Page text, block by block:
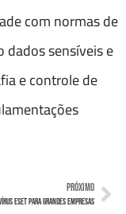
com normas de
dados sensíveis e
e controle de
PRÓXIMO
ESET para grandes empresas